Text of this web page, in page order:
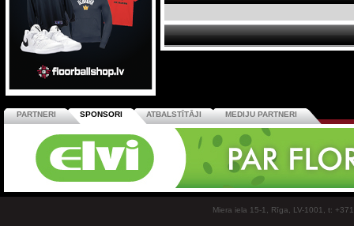
PARTNERI SPONSORI ATBALSTĪTĀJI MEDIJU PARTNERI
Miera iela 15-1, Rīga, LV-1001, t: